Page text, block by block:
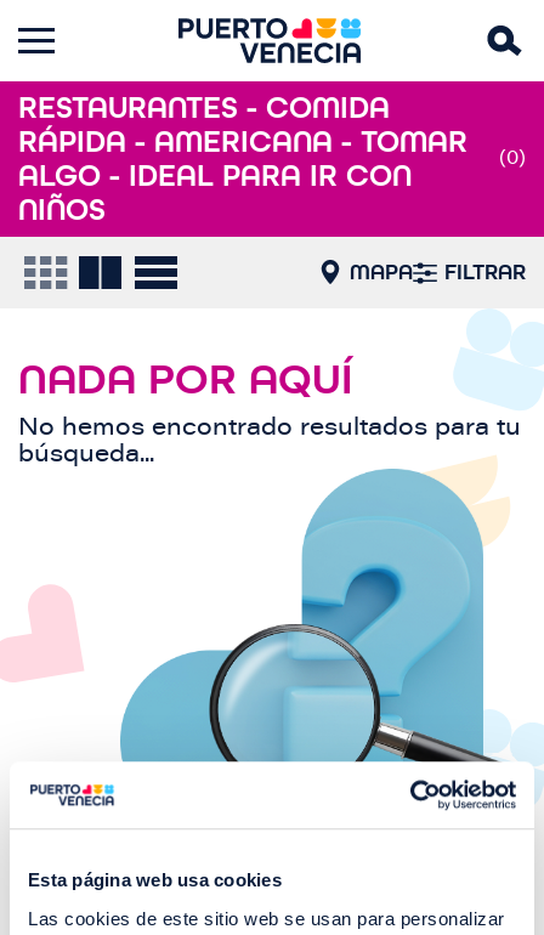
Esta página web usa cookies
Las cookies de este sitio web se usan para personalizar
RESTAURANTES - COMIDA
RÁPIDA - AMERICANA - TOMAR
ALGO - IDEAL PARA IR CON
NIÑOS
(0)
MAPA FILTRAR
NADA POR AQUÍ
No hemos encontrado resultados para tu
búsqueda...